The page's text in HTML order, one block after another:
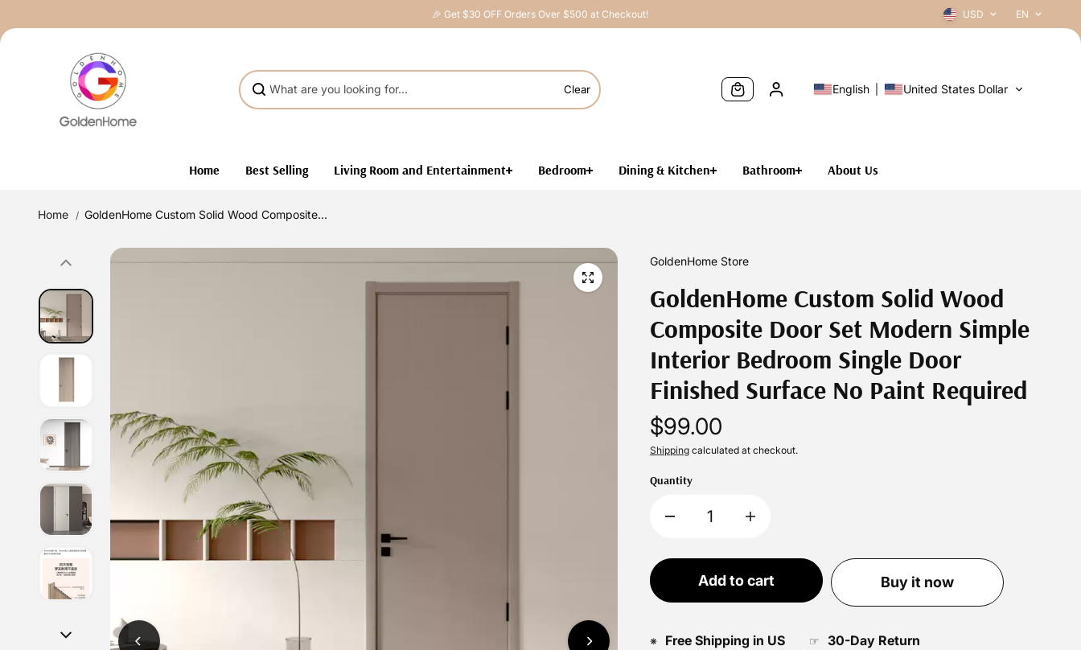
🎉 Get $30 OFF Orders Over $500 at Checkout! USD EN
Clear English United States Dollar
Home Best Selling Living Room and Entertainment Bedroom Dining & Kitchen Bathroom About Us
Home GoldenHome Custom Solid Wood Composite...
GoldenHome Store
GoldenHome Custom Solid Wood
Composite Door Set Modern Simple
Interior Bedroom Single Door
Finished Surface No Paint Required
$99.00
Shippingcalculated at checkout.
Quantity
Add to cart Buy it now
※ Free Shipping in US ☞ 30-Day Return